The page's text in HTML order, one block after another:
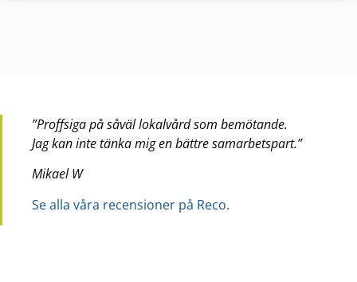
”Proffsiga på såväl lokalvård som bemötande.
Jag kan inte tänka mig en bättre samarbetspart.”
Mikael W
Se alla våra recensioner på Reco.